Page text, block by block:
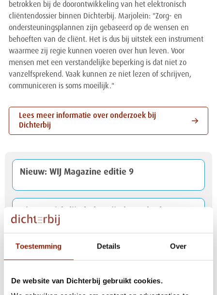
Toestemming Details Over
De website van Dichterbij gebruikt cookies.
Nieuw: WIJ Magazine editie 9
bij mensen met een verstandelijke
beperking
MooiMaasvallei
betrokken bij de doorontwikkeling van het elektronisch
cliëntendossier binnen Dichterbij. Marjolein: "Zorg- en
ondersteuningsplannen zijn gebaseerd op de wensen en
behoeften van de cliënt. Het is dus bij uitstek een instrument
waarmee zij regie kunnen voeren over hun leven. Voor
mensen met een verstandelijke beperking is dat niet zo
vanzelfsprekend. Vaak kunnen ze niet lezen of schrijven,
communiceren is soms moeilijk."
Lees meer informatie over onderzoek bij
Dichterbij